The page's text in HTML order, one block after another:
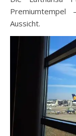
Aussicht.